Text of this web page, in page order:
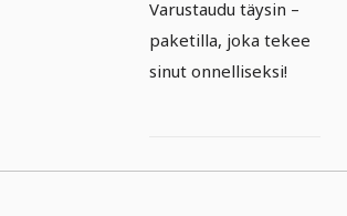
Varustaudu täysin –
paketilla, joka tekee
sinut onnelliseksi!